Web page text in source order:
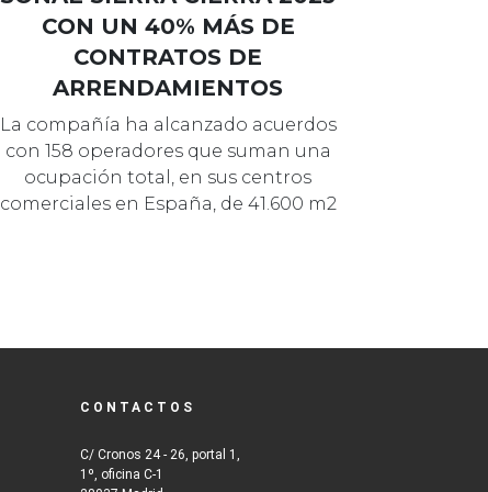
CON UN 40% MÁS DE
CONTRATOS DE
ARRENDAMIENTOS
La compañía ha alcanzado acuerdos
con 158 operadores que suman una
ocupación total, en sus centros
comerciales en España, de 41.600 m2
CONTACTOS
C/ Cronos 24 - 26, portal 1,
1º, oficina C-1